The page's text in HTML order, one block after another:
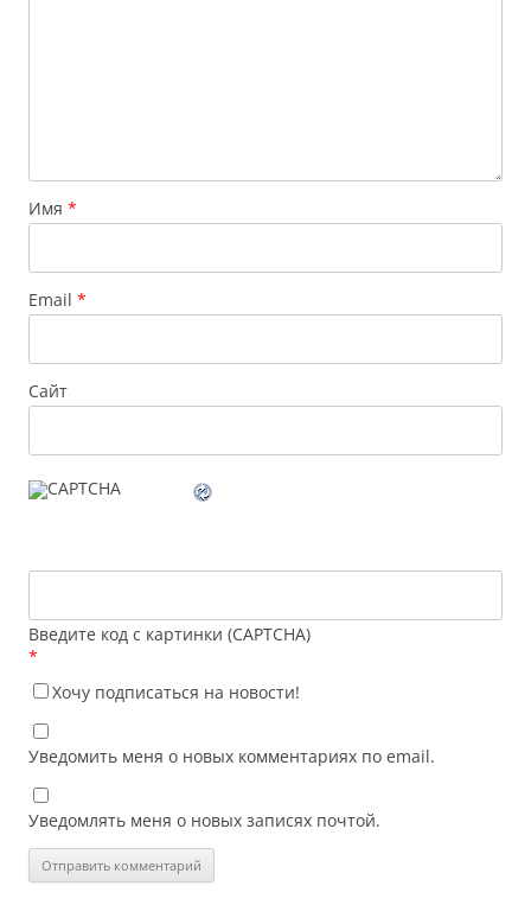
Имя *
Email *
Сайт
Введите код с картинки (CAPTCHA)
*
Хочу подписаться на новости!
Уведомить меня о новых комментариях по email.
Уведомлять меня о новых записях почтой.